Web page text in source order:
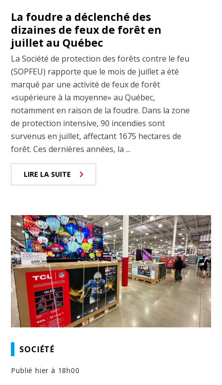
La foudre a déclenché des
dizaines de feux de forêt en
juillet au Québec
La Société de protection des forêts contre le feu
(SOPFEU) rapporte que le mois de juillet a été
marqué par une activité de feux de forêt
«supérieure à la moyenne» au Québec,
notamment en raison de la foudre. Dans la zone
de protection intensive, 90 incendies sont
survenus en juillet, affectant 1675 hectares de
forêt. Ces dernières années, la ...
LIRE LA SUITE
SOCIÉTÉ
Publié hier à 18h00